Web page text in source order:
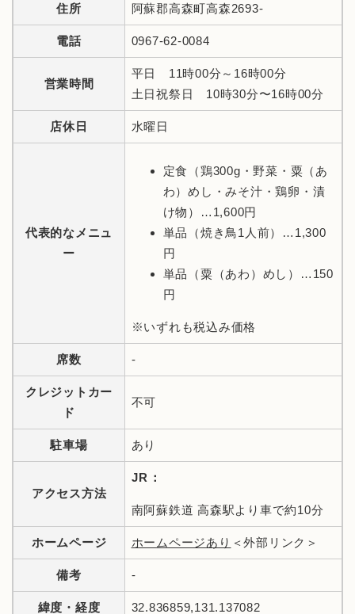
住所 阿蘇郡高森町高森2693-
電話 0967-62-0084
営業時間
平日 11時00分～16時00分
土日祝祭日 10時30分〜16時00分
店休日 水曜日
代表的なメニュ
ー
定食（鶏300g・野菜・粟（あ
わ）めし・みそ汁・鶏卵・漬
け物）…1,600円
単品（焼き鳥1人前）…1,300
円
単品（粟（あわ）めし）…150
円
※いずれも税込み価格
席数 -
クレジットカー
ド
不可
駐車場 あり
アクセス方法
JR：
南阿蘇鉄道 高森駅より車で約10分
ホームページ ホームページあり ＜外部リンク＞
備考 -
緯度・経度 32.836859,131.137082